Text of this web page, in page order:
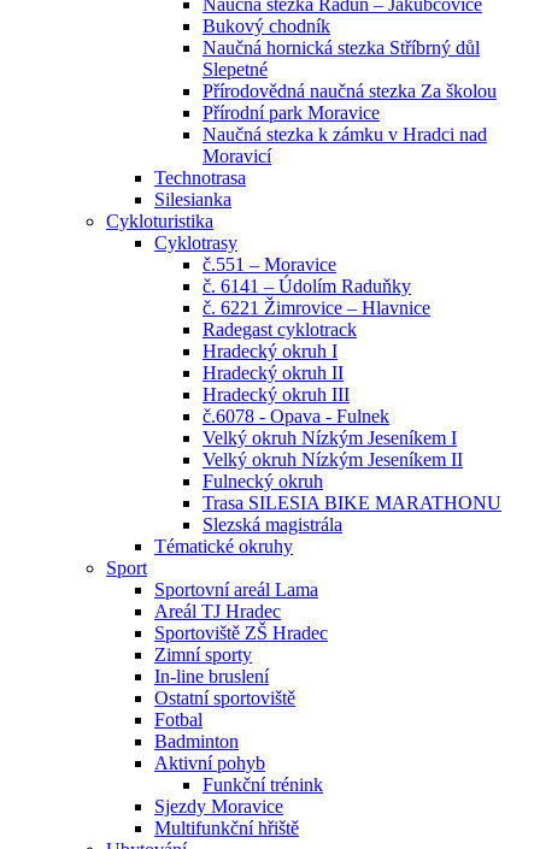
Naučná stezka Raduň – Jakubčovice
Bukový chodník
Naučná hornická stezka Stříbrný důl
Slepetné
Přírodovědná naučná stezka Za školou
Přírodní park Moravice
Naučná stezka k zámku v Hradci nad
Moravicí
Technotrasa
Silesianka
Cykloturistika
Cyklotrasy
č.551 – Moravice
č. 6141 – Údolím Raduňky
č. 6221 Žimrovice – Hlavnice
Radegast cyklotrack
Hradecký okruh I
Hradecký okruh II
Hradecký okruh III
č.6078 - Opava - Fulnek
Velký okruh Nízkým Jeseníkem I
Velký okruh Nízkým Jeseníkem II
Fulnecký okruh
Trasa SILESIA BIKE MARATHONU
Slezská magistrála
Tématické okruhy
Sport
Sportovní areál Lama
Areál TJ Hradec
Sportoviště ZŠ Hradec
Zimní sporty
In-line bruslení
Ostatní sportoviště
Fotbal
Badminton
Aktivní pohyb
Funkční trénink
Sjezdy Moravice
Multifunkční hřiště